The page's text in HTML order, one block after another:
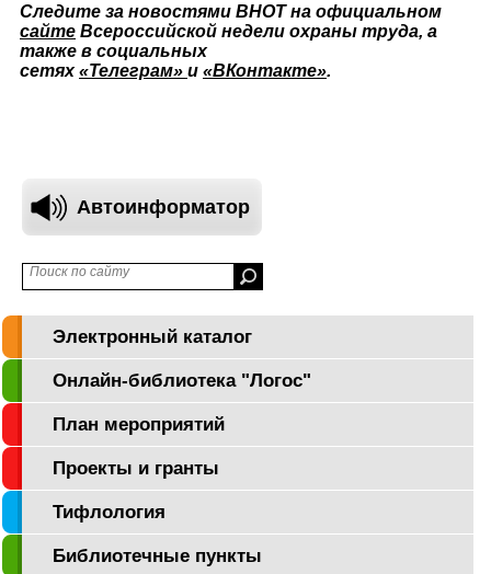
Следите за новостями ВНОТ на официальном
сайте Всероссийской недели охраны труда, а
также в социальных
сетях«Телеграм» и «ВКонтакте».
Автоинформатор
Электронный каталог
Онлайн-библиотека "Логос"
План мероприятий
Проекты и гранты
Тифлология
Библиотечные пункты